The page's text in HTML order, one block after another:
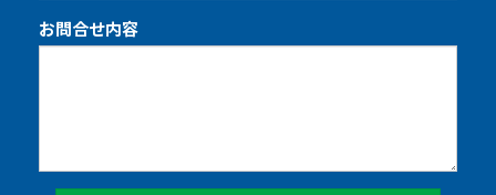
お問合せ内容